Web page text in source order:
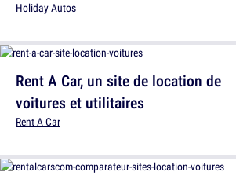
Holiday Autos
Rent A Car, un site de location de
voitures et utilitaires
Rent A Car